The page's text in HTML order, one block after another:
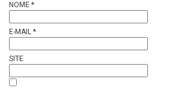
NOME *
E-MAIL *
SITE